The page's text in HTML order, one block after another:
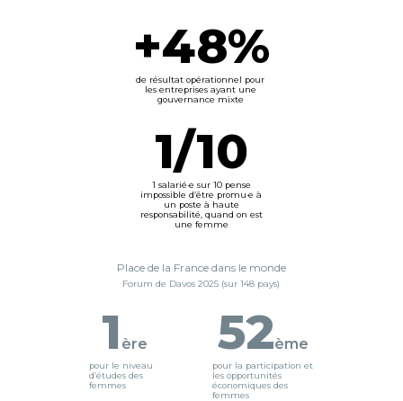
+48%
de résultat opérationnel pour
les entreprises ayant une
gouvernance mixte
1/10
1 salarié·e sur 10 pense
impossible d’être promu·e à
un poste à haute
responsabilité, quand on est
une femme
Place de la France dans le monde
Forum de Davos 2025 (sur 148 pays)
1 ère
pour le niveau
d’études des
femmes
52ème
pour la participation et
les opportunités
économiques des
femmes